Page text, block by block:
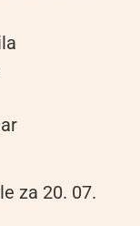
za 20. 07.